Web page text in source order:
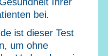
bei.
ist dieser Test
um ohne